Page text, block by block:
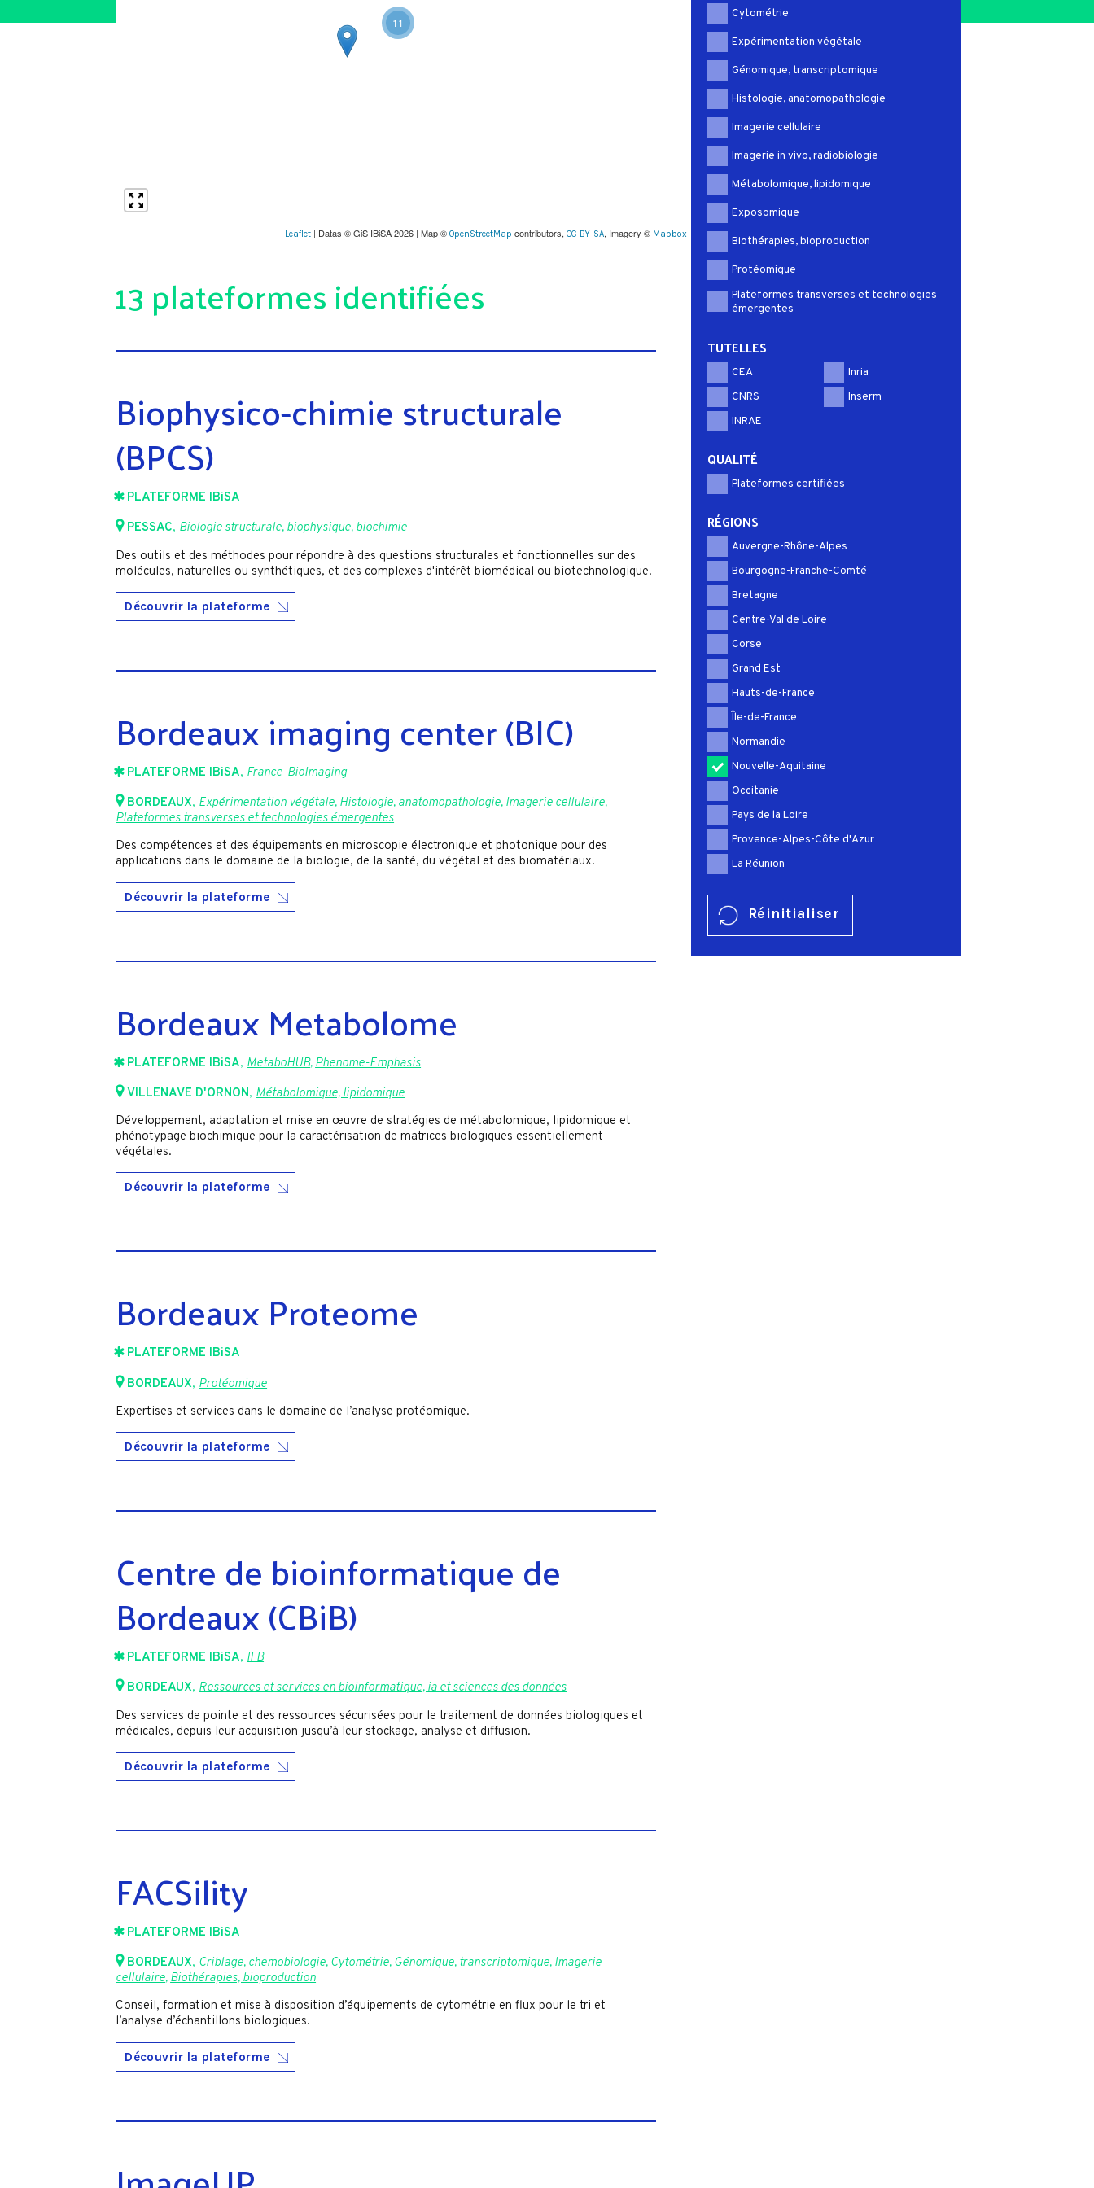
11
Leaflet| Datas © GiS IBiSA 2026 | Map © OpenStreetMap contributors, CC-BY-SA, Imagery © Mapbox
13 plateformes identifiées
Biophysico-chimie structurale
(BPCS)
PLATEFORME IBiSA
PESSAC,Biologie structurale, biophysique, biochimie
Des outils et des méthodes pour répondre à des questions structurales et fonctionnelles sur des
molécules, naturelles ou synthétiques, et des complexes d'intérêt biomédical ou biotechnologique.
Découvrir la plateforme
Bordeaux imaging center (BIC)
PLATEFORME IBiSA,France-BioImaging
BORDEAUX,Expérimentation végétale,Histologie, anatomopathologie,Imagerie cellulaire,
Plateformes transverses et technologies émergentes
Des compétences et des équipements en microscopie électronique et photonique pour des
applications dans le domaine de la biologie, de la santé, du végétal et des biomatériaux.
Découvrir la plateforme
Bordeaux Metabolome
PLATEFORME IBiSA, MetaboHUB, Phenome-Emphasis
VILLENAVE D'ORNON,Métabolomique, lipidomique
Développement, adaptation et mise en œuvre de stratégies de métabolomique, lipidomique et
phénotypage biochimique pour la caractérisation de matrices biologiques essentiellement
végétales.
Découvrir la plateforme
Bordeaux Proteome
PLATEFORME IBiSA
BORDEAUX, Protéomique
Expertises et services dans le domaine de l’analyse protéomique.
Découvrir la plateforme
Centre de bioinformatique de
Bordeaux (CBiB)
PLATEFORME IBiSA,IFB
BORDEAUX,Ressources et services en bioinformatique, ia et sciences des données
Des services de pointe et des ressources sécurisées pour le traitement de données biologiques et
médicales, depuis leur acquisition jusqu’à leur stockage, analyse et diffusion.
Découvrir la plateforme
FACSility
PLATEFORME IBiSA
BORDEAUX,Criblage, chemobiologie,Cytométrie,Génomique, transcriptomique,Imagerie
cellulaire,Biothérapies, bioproduction
Conseil, formation et mise à disposition d’équipements de cytométrie en flux pour le tri et
l’analyse d’échantillons biologiques.
Découvrir la plateforme
Cytométrie
Expérimentation végétale
Génomique, transcriptomique
Histologie, anatomopathologie
Imagerie cellulaire
Imagerie in vivo, radiobiologie
Métabolomique, lipidomique
Exposomique
Biothérapies, bioproduction
Protéomique
Plateformes transverses et technologies
émergentes
TUTELLES
CEA
CNRS
INRAE
Inria
Inserm
QUALITÉ
Plateformes certifiées
RÉGIONS
Auvergne-Rhône-Alpes
Bourgogne-Franche-Comté
Bretagne
Centre-Val de Loire
Corse
Grand Est
Hauts-de-France
Île-de-France
Normandie
Nouvelle-Aquitaine
Occitanie
Pays de la Loire
Provence-Alpes-Côte d'Azur
La Réunion
Réinitialiser